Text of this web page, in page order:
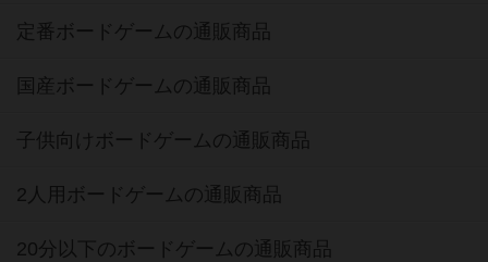
定番ボードゲームの通販商品
国産ボードゲームの通販商品
子供向けボードゲームの通販商品
2人用ボードゲームの通販商品
20分以下のボードゲームの通販商品